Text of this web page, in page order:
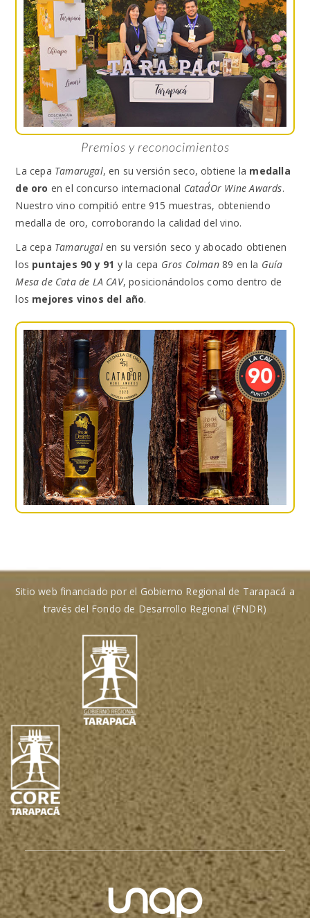
Premios y reconocimientos
La cepa Tamarugal, en su versión seco, obtiene la medalla
de oro en el concurso internacional Catad´Or Wine Awards.
Nuestro vino compitió entre 915 muestras, obteniendo
medalla de oro, corroborando la calidad del vino.
La cepa Tamarugalen su versión seco y abocado obtienen
los puntajes 90 y 91 y la cepa Gros Colman89 en la Guía
Mesa de Cata de LA CAV, posicionándolos como dentro de
los mejores vinos del año.
Sitio web financiado por el Gobierno Regional de Tarapacá a
través del Fondo de Desarrollo Regional (FNDR)